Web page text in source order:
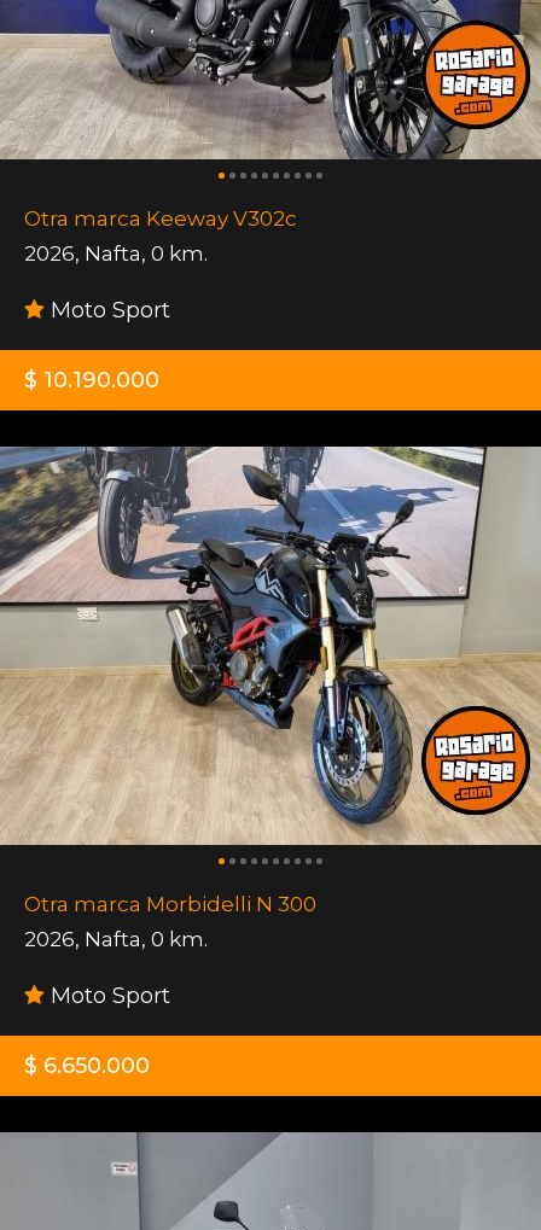
Otra marca Keeway V302c
2026, Nafta, 0 km.
Moto Sport
$ 10.190.000
Otra marca Morbidelli N 300
2026, Nafta, 0 km.
Moto Sport
$ 6.650.000